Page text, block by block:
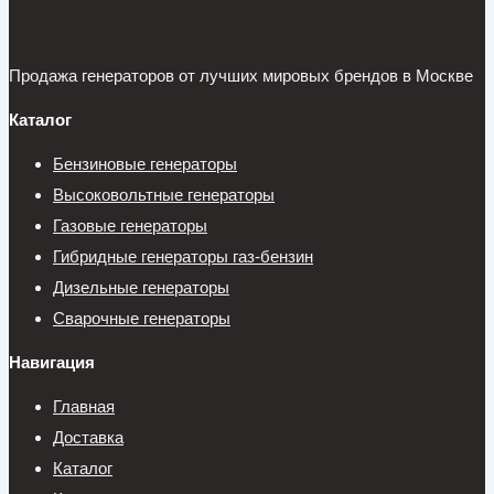
Продажа генераторов от лучших мировых брендов в Москве
Каталог
Бензиновые генераторы
Высоковольтные генераторы
Газовые генераторы
Гибридные генераторы газ-бензин
Дизельные генераторы
Сварочные генераторы
Навигация
Главная
Доставка
Каталог